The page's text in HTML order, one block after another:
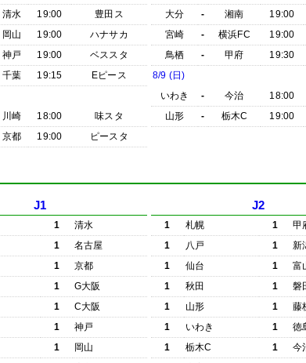
清水 19:00
豊田ス
岡山 19:00
ハナサカ
神戸 19:00
ベススタ
千葉 19:15
Eピース
川崎 18:00
味スタ
京都 19:00 ピースタ
大分
- 湘南 19:00
宮崎
- 横浜FC 19:00
鳥栖
- 甲府 19:30
8/9 (日)
いわき
- 今治 18:00
山形
- 栃木C 19:00
J1
1
清水
1
名古屋
1
京都
1
G大阪
1
C大阪
1
神戸
1
岡山
J2
1 札幌 1
甲
1
八戸 1
新
1
仙台 1
富
1
秋田 1
磐
1
山形 1
藤
1
いわき 1
徳
1
栃木C 1
今